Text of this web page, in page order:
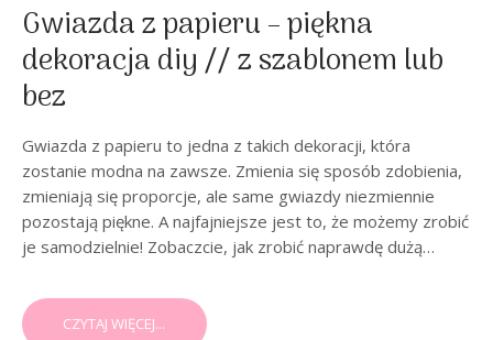
Gwiazda z papieru – piękna
dekoracja diy // z szablonem lub
bez
Gwiazda z papieru to jedna z takich dekoracji, która
zostanie modna na zawsze. Zmienia się sposób zdobienia,
zmieniają się proporcje, ale same gwiazdy niezmiennie
pozostają piękne. A najfajniejsze jest to, że możemy zrobić
je samodzielnie! Zobaczcie, jak zrobić naprawdę dużą…
CZYTAJ WIĘCEJ...